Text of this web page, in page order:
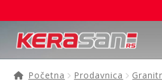
na
navigaciju
na
sadržaj
Početna
Početna Prodavnica